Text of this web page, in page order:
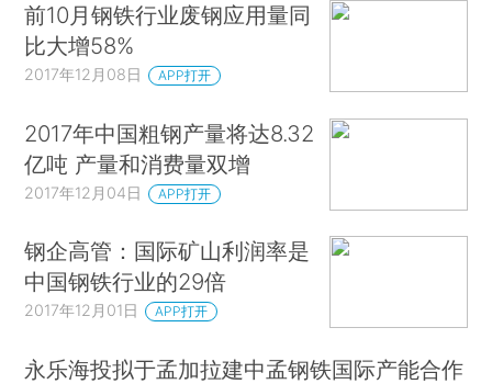
前10月钢铁行业废钢应用量同
比大增58%
2017年12月08日 APP打开
2017年中国粗钢产量将达8.32
亿吨 产量和消费量双增
2017年12月04日 APP打开
钢企高管：国际矿山利润率是
中国钢铁行业的29倍
2017年12月01日 APP打开
永乐海投拟于孟加拉建中孟钢铁国际产能合作